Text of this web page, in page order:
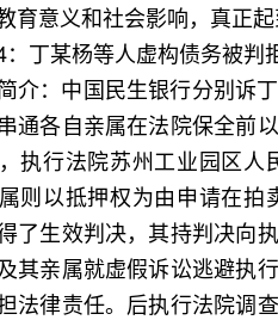
育意义和社会影响，真正
某杨等人虚构债务被判
：中国民生银行分别诉丁
通各自亲属在法院保全前
执行法院苏州工业园区
则以抵押权为由申请在
了生效判决，其持判决向
其亲属就虚假诉讼逃避执
法律责任。后执行法院调